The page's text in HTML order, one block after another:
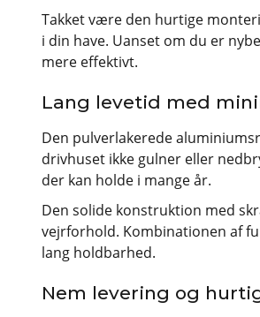
Takket være den hurtige
i din have. Uanset om du er
mere effektivt.
Lang levetid med
Den pulverlakerede
drivhuset ikke gulner eller
der kan holde i mange år.
Den solide konstruktion med
vejrforhold. Kombinationen af
lang holdbarhed.
Nem levering og